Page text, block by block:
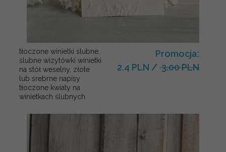
tłoczone winietki ślubne,
ślubne wizytówki winietki
na stół weselny, złote
lub srebrne napisy
tłoczone kwiaty na
winietkach ślubnych
Promocja:
2.4 PLN / 3.00 PLN